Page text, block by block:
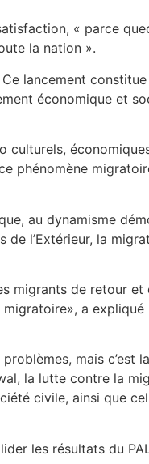
« parce
la nation ».
lancement
économique et
culturels,
phénomène
au dynamisme
l’Extérieur, la
migrants de retour
a
mais c’est
la lutte contre la
civile, ainsi que
les résultats du